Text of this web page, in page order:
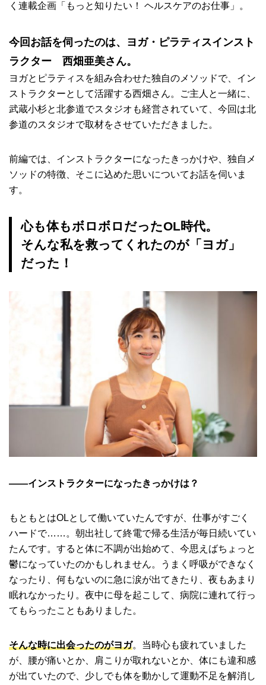
く連載企画「もっと知りたい！ ヘルスケアのお仕事」。
今回お話を伺ったのは、ヨガ・ピラティスインスト
ラクター 西畑亜美さん。
ヨガとピラティスを組み合わせた独自のメソッドで、イン
ストラクターとして活躍する西畑さん。ご主人と一緒に、
武蔵小杉と北参道でスタジオも経営されていて、今回は北
参道のスタジオで取材をさせていただきました。
前編では、インストラクターになったきっかけや、独自メ
ソッドの特徴、そこに込めた思いについてお話を伺いま
す。
心も体もボロボロだったOL時代。
そんな私を救ってくれたのが「ヨガ」
だった！
――インストラクターになったきっかけは？
もともとはOLとして働いていたんですが、仕事がすごく
ハードで……。朝出社して終電で帰る生活が毎日続いてい
たんです。すると体に不調が出始めて、今思えばちょっと
鬱になっていたのかもしれません。うまく呼吸ができなく
なったり、何もないのに急に涙が出てきたり、夜もあまり
眠れなかったり。夜中に母を起こして、病院に連れて行っ
てもらったこともありました。
そんな時に出会ったのがヨガ。当時心も疲れていました
が、腰が痛いとか、肩こりが取れないとか、体にも違和感
が出ていたので、少しでも体を動かして運動不足を解消し